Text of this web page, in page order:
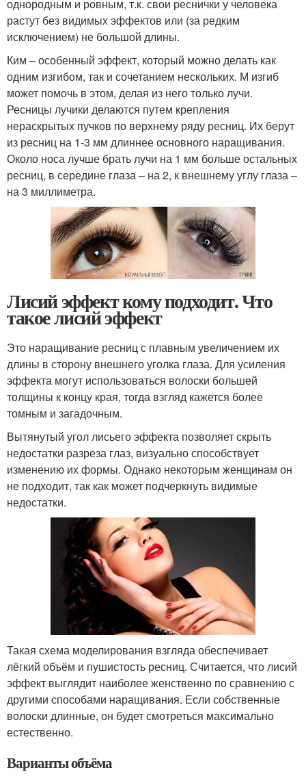
однородным и ровным, т.к. свои реснички у человека
растут без видимых эффектов или (за редким
исключением) не большой длины.
Ким – особенный эффект, который можно делать как
одним изгибом, так и сочетанием нескольких. М изгиб
может помочь в этом, делая из него только лучи.
Ресницы лучики делаются путем крепления
нераскрытых пучков по верхнему ряду ресниц. Их берут
из ресниц на 1-3 мм длиннее основного наращивания.
Около носа лучше брать лучи на 1 мм больше остальных
ресниц, в середине глаза – на 2, к внешнему углу глаза –
на 3 миллиметра.
Лисий эффект кому подходит. Что
такое лисий эффект
Это наращивание ресниц с плавным увеличением их
длины в сторону внешнего уголка глаза. Для усиления
эффекта могут использоваться волоски большей
толщины к концу края, тогда взгляд кажется более
томным и загадочным.
Вытянутый угол лисьего эффекта позволяет скрыть
недостатки разреза глаз, визуально способствует
изменению их формы. Однако некоторым женщинам он
не подходит, так как может подчеркнуть видимые
недостатки.
Такая схема моделирования взгляда обеспечивает
лёгкий объём и пушистость ресниц. Считается, что лисий
эффект выглядит наиболее женственно по сравнению с
другими способами наращивания. Если собственные
волоски длинные, он будет смотреться максимально
естественно.
Варианты объёма